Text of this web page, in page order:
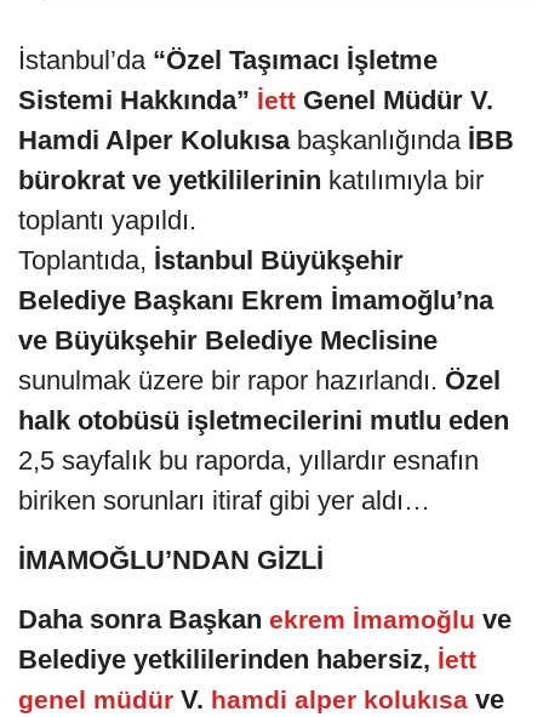
İstanbul’da “Özel Taşımacı İşletme
Sistemi Hakkında” İett Genel Müdür V.
Hamdi Alper Kolukısabaşkanlığında İBB
bürokrat ve yetkililerinin katılımıyla bir
toplantı yapıldı.
Toplantıda, İstanbul Büyükşehir
Belediye Başkanı Ekrem İmamoğlu’na
ve Büyükşehir Belediye Meclisine
sunulmak üzere bir rapor hazırlandı. Özel
halk otobüsü işletmecilerini mutlu eden
2,5 sayfalık bu raporda, yıllardır esnafın
biriken sorunları itiraf gibi yer aldı…
İMAMOĞLU’NDAN GİZLİ
Daha sonra Başkan ekrem İmamoğlu ve
Belediye yetkililerinden habersiz, İett
genel müdür V. hamdi alper kolukısa ve